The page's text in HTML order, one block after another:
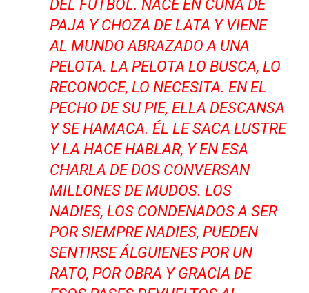
DEL FÚTBOL. NACE EN CUNA DE
PAJA Y CHOZA DE LATA Y VIENE
AL MUNDO ABRAZADO A UNA
PELOTA. LA PELOTA LO BUSCA, LO
RECONOCE, LO NECESITA. EN EL
PECHO DE SU PIE, ELLA DESCANSA
Y SE HAMACA. ÉL LE SACA LUSTRE
Y LA HACE HABLAR, Y EN ESA
CHARLA DE DOS CONVERSAN
MILLONES DE MUDOS. LOS
NADIES, LOS CONDENADOS A SER
POR SIEMPRE NADIES, PUEDEN
SENTIRSE ÁLGUIENES POR UN
RATO, POR OBRA Y GRACIA DE